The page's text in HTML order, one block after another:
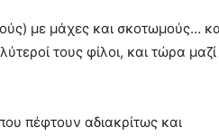
με μάχες και σκοτωμούς…
τους φίλοι, και τώρα μαζί
πέφτουν αδιακρίτως και